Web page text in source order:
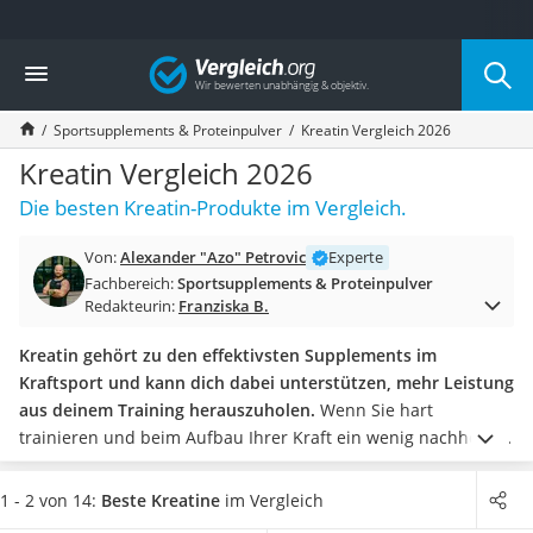
Die beliebtesten Vergleiche nach Kategorie
Drogerie
Inhalator
Haarschneider
Rollator
Braun Rasierer
Katzenklappe (Chip)
Masturbator
Massagepistole
Reisehaartrockner
Eiweißpulver
Magnesiumpräparat
Katzenklappe
Nackenmassagegerät
Zeckenschutz Katze
Vergleich
Sportsupplements & Proteinpulver Kreatin Vergleich 2026
Kreatin Vergleich 2026
Die besten Kreatin-Produkte im Vergleich.
Von:Alexander "Azo" Petrovic
Experte
Fachbereich:Sportsupplements & Proteinpulver
Redakteurin: Franziska B.
Kreatin gehört zu den effektivsten Supplements im
Kraftsport und kann dich dabei unterstützen, mehr Leistung
aus deinem Training herauszuholen. Wenn Sie hart
trainieren und beim Aufbau Ihrer Kraft ein wenig nachhelfen
möchten, können Sie dies mit einem entprechenden
Nahrungsergänzungsmittel tun. Ob Kapseln oder Pulver – Vor
1 - 2 von 14: Beste Kreatine im Vergleich